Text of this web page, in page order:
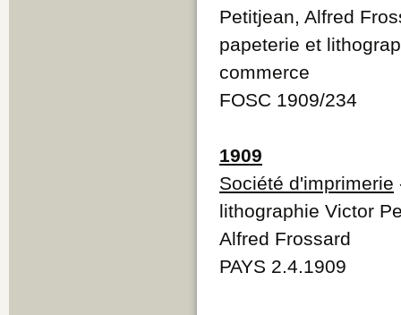
Petitjean, Alfred
papeterie et
commerce
FOSC 1909/234
1909
Société d'imprimerie
lithographie Victor
Alfred Frossard
PAYS 2.4.1909